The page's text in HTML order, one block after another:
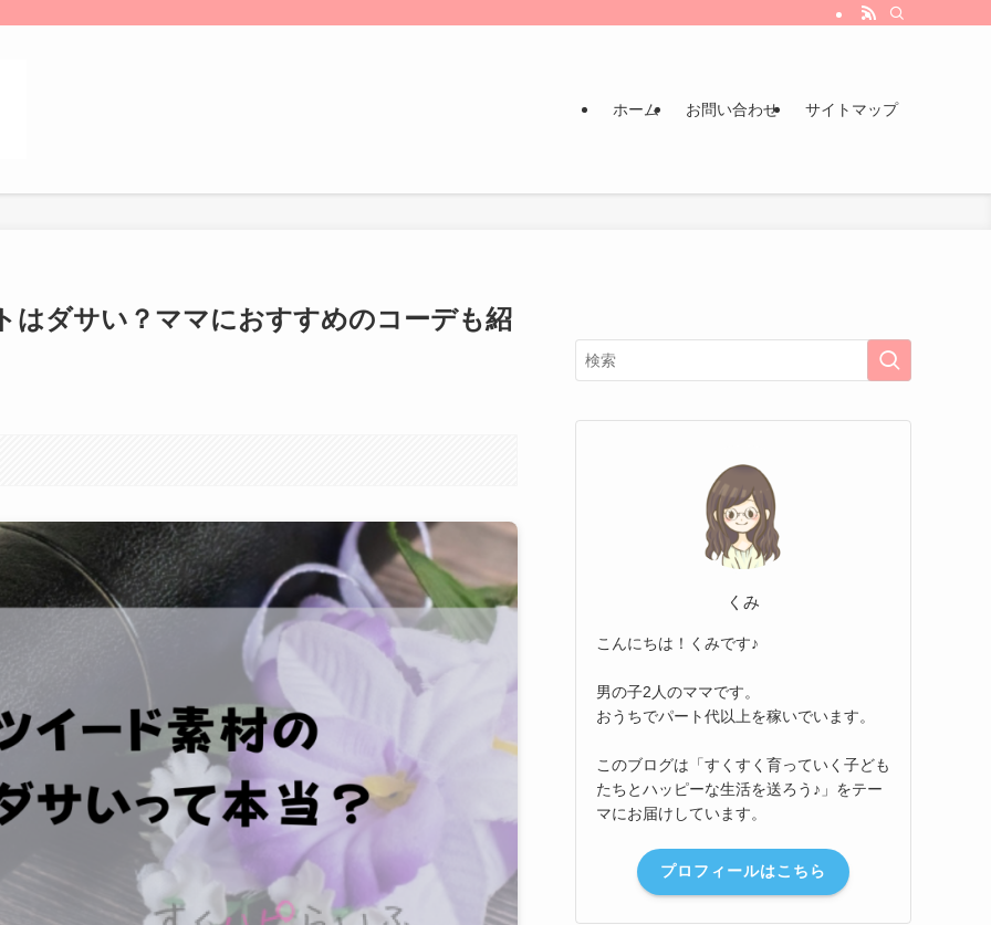
ホーム お問い合わせ サイトマップ
はダサい？ママにおすすめのコーデも紹
くみ
こんにちは！くみです♪
男の子2人のママです。
おうちでパート代以上を稼いでいます。
このブログは「すくすく育っていく子ども
たちとハッピーな生活を送ろう♪」をテー
マにお届けしています。
プロフィールはこちら